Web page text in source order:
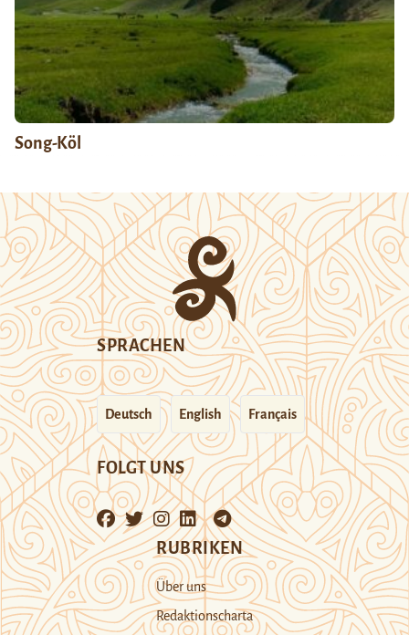
Song-Köl
SPRACHEN
Deutsch English Français
FOLGT UNS
RUBRIKEN
Über uns
Redaktionscharta